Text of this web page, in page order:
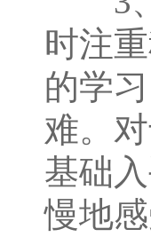
时注
的学
难。
基础
慢地